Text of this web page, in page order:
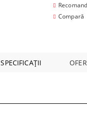
Compară
SPECIFICAȚII